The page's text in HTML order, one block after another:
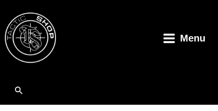
contenu
Menu
Rechercher